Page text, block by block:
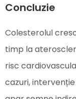
Concluzie
Colesterolul
timp la
risc
cazuri,